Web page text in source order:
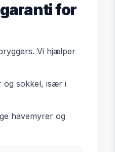
for
Vi hjælper
og sokkel, især i
havemyrer og